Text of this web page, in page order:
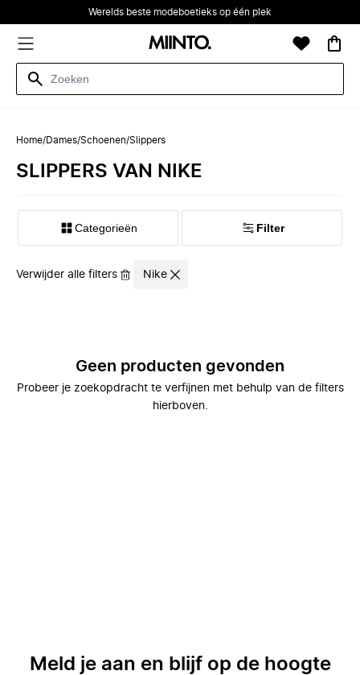
Werelds beste modeboetieks op één plek
Home/Dames/Schoenen/Slippers
SLIPPERS VAN NIKE
Categorieën Filter
Verwijder alle filters Nike
Geen producten gevonden
Probeer je zoekopdracht te verfijnen met behulp van de filters
hierboven.
Meld je aan en blijf op de hoogte